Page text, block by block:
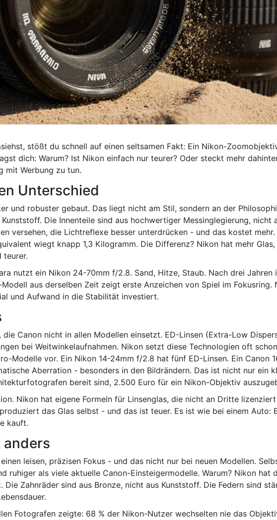
stößt du schnell auf einen seltsamen Fakt: Ein Nikon-
dich: Warum? Ist Nikon einfach nur teurer? Oder steckt mehr
mit Werbung zu tun.
Unterschied
und robuster gebaut. Das liegt nicht am Stil, sondern an der
Die Innenteile sind aus hochwertiger Messinglegierung, nicht
versehen, die Lichtreflexe besser unterdrücken - und das kostet
wiegt knapp 1,3 Kilogramm. Die Differenz? Nikon hat mehr
teurer.
nutzt ein Nikon 24-70mm f/2.8. Sand, Hitze, Staub. Nach drei
aus derselben Zeit zeigt erste Anzeichen von Spiel im
und Aufwand in die Stabilität investiert.
Canon nicht in allen Modellen einsetzt. ED-Linsen (Extra-Low
bei Weitwinkelaufnahmen. Nikon setzt diese Technologien oft
Modelle vor. Ein Nikon 14-24mm f/2.8 hat fünf ED-Linsen. Ein Canon
Aberration - besonders in den Bildrändern. Das ist nicht nur ein
bereit sind, 2.500 Euro für ein Nikon-Objektiv
Nikon hat eigene Formeln für Linsenglas, die nicht an Dritte
das Glas selbst - und das ist teuer. Es ist wie bei einem Auto:
kauft.
anders
leisen, präzisen Fokus - und das nicht nur bei neuen Modellen.
ruhiger als viele aktuelle Canon-Einsteigermodelle. Warum? Nikon hat
Zahnräder sind aus Bronze, nicht aus Kunststoff. Die Federn sind
Fotografen zeigte: 68 % der Nikon-Nutzer wechselten nie das